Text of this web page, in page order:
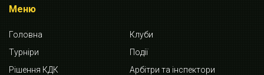
Меню
Головна
Клуби
Турніри
Події
Рішення КДК
Арбітри та інспектори